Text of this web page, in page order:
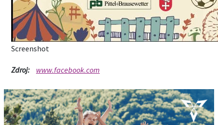
Screenshot
Zdroj: www.facebook.com